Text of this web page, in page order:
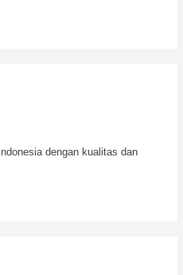
dengan kualitas dan